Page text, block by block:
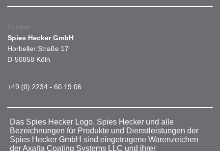
Kontakt
Spies Hecker GmbH
Horbeller Straße 17
D-50858 Köln
+49 (0) 2234 - 60 19 06
Das Spies Hecker Logo, Spies Hecker und alle
Bezeichnungen für Produkte und Dienstleistungen der
Spies Hecker GmbH sind eingetragene Warenzeichen
der Axalta Coating Systems LLC und ihrer